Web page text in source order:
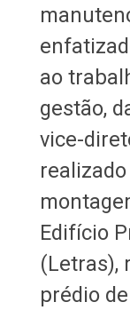
ao
gestão,
vice-
Edifício
(Letras),
prédio